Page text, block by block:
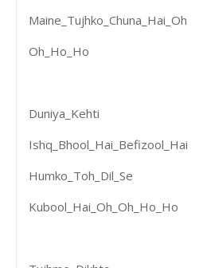
Maine_Tujhko_Chuna_Hai_Oh
Oh_Ho_Ho
Duniya_Kehti
Ishq_Bhool_Hai_Befizool_Hai
Humko_Toh_Dil_Se
Kubool_Hai_Oh_Oh_Ho_Ho